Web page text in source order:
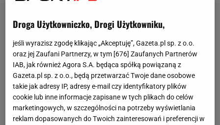
Droga Użytkowniczko, Drogi Użytkowniku,
jeśli wyrazisz zgodę klikając „Akceptuję”, Gazeta.pl sp. z o.o.
oraz jej Zaufani Partnerzy, w tym [676] Zaufanych Partnerów
IAB, jak również Agora S.A. będąca spółką powiązaną z
Gazeta.pl sp. z o.o., będą przetwarzać Twoje dane osobowe
takie jak adresy IP, adresy e-mail czy identyfikatory plików
cookie lub inne informacje zapisane w tych plikach do celów
marketingowych, w szczególności na potrzeby wyświetlania
reklam dopasowanych do Twoich zainteresowań i preferencji w